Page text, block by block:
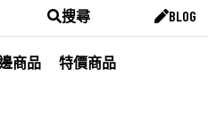
搜尋 BLOG
商品
特價商品